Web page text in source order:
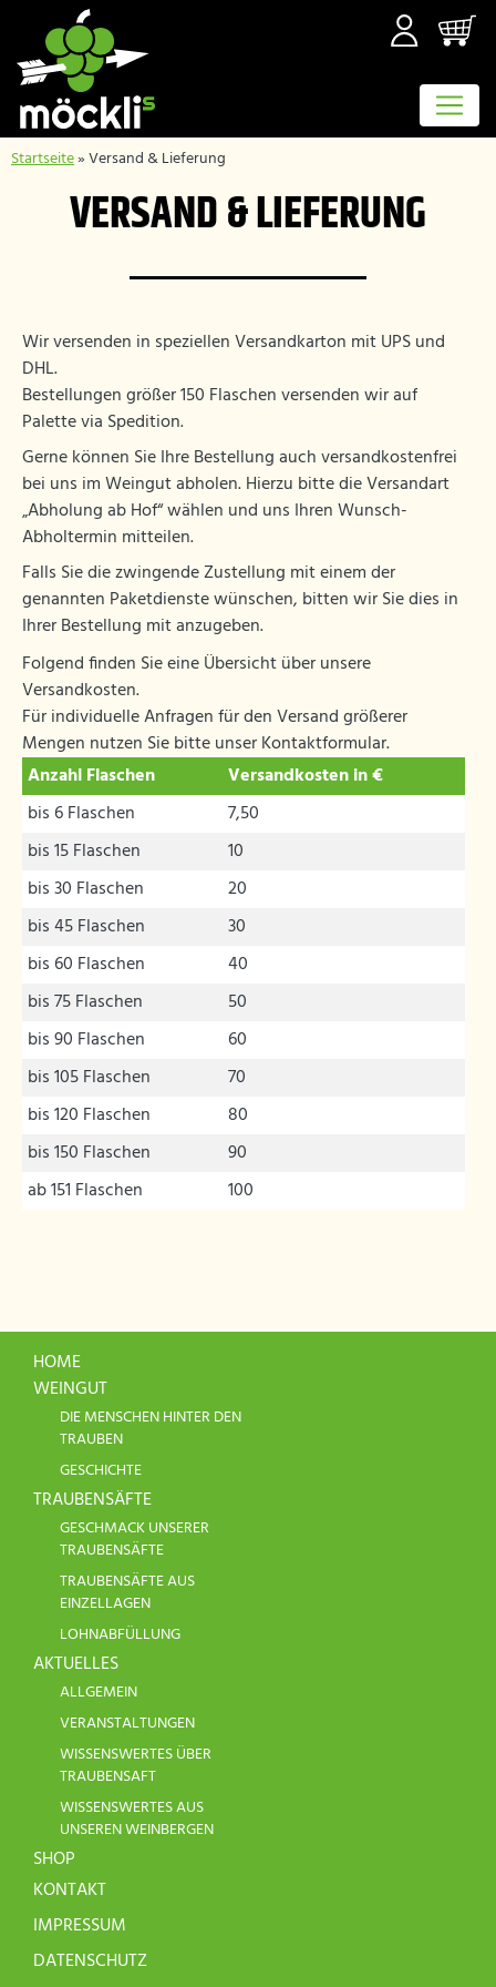
Startseite»Versand & Lieferung
VERSAND & LIEFERUNG
Wir versenden in speziellen Versandkarton mit UPS und
DHL.
Bestellungen größer 150 Flaschen versenden wir auf
Palette via Spedition.
Gerne können Sie Ihre Bestellung auch versandkostenfrei
bei uns im Weingut abholen. Hierzu bitte die Versandart
„Abholung ab Hof“ wählen und uns Ihren Wunsch-
Abholtermin mitteilen.
Falls Sie die zwingende Zustellung mit einem der
genannten Paketdienste wünschen, bitten wir Sie dies in
Ihrer Bestellung mit anzugeben.
Folgend finden Sie eine Übersicht über unsere
Versandkosten.
Für individuelle Anfragen für den Versand größerer
Mengen nutzen Sie bitte unser Kontaktformular.
Anzahl Flaschen
Versandkosten in €
bis 6 Flaschen
7,50
bis 15 Flaschen
10
bis 30 Flaschen
20
bis 45 Flaschen
30
bis 60 Flaschen
40
bis 75 Flaschen
50
bis 90 Flaschen
60
bis 105 Flaschen
70
bis 120 Flaschen
80
bis 150 Flaschen
90
ab 151 Flaschen
100
HOME
WEINGUT
DIE MENSCHEN HINTER DEN
TRAUBEN
GESCHICHTE
TRAUBENSÄFTE
GESCHMACK UNSERER
TRAUBENSÄFTE
TRAUBENSÄFTE AUS
EINZELLAGEN
LOHNABFÜLLUNG
AKTUELLES
ALLGEMEIN
VERANSTALTUNGEN
WISSENSWERTES ÜBER
TRAUBENSAFT
WISSENSWERTES AUS
UNSEREN WEINBERGEN
SHOP
KONTAKT
IMPRESSUM
DATENSCHUTZ